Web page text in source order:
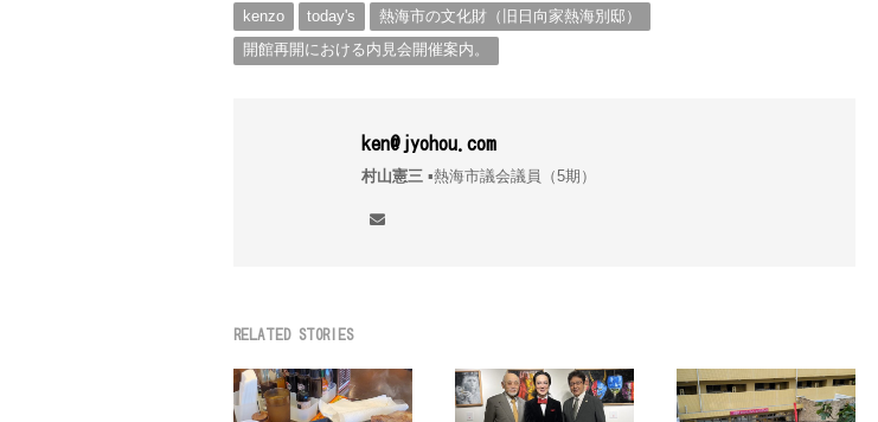
kenzo today's
熱海市の文化財（旧日向家熱海別邸）
開館再開における内見会開催案内。
ken@jyohou.com
村山憲三 ▪︎熱海市議会議員（5期）
RELATED STORIES